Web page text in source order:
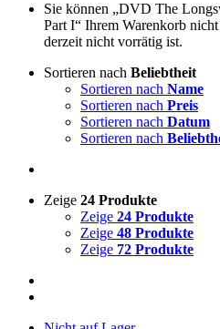
Sie können „DVD The
Part I“ Ihrem Warenkorb
derzeit nicht vorrätig ist.
Sortieren nach Beliebtheit
Sortieren nach Name
Sortieren nach Preis
Sortieren nach Datum
Sortieren nach
Zeige 24 Produkte
Zeige 24 Produkte
Zeige 48 Produkte
Zeige 72 Produkte